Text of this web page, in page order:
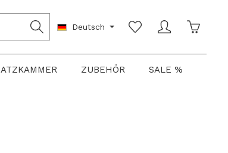
Deutsch
ZUBEHÖR SALE %